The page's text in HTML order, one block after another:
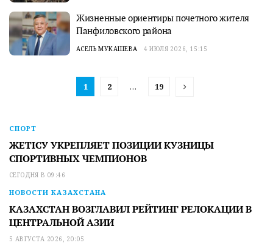
Жизненные ориентиры почетного жителя
Панфиловского района
АСЕЛЬ МУКАШЕВА 4 ИЮЛЯ 2026, 15:15
1 2 … 19
СПОРТ
ЖЕТІСУ УКРЕПЛЯЕТ ПОЗИЦИИ КУЗНИЦЫ
СПОРТИВНЫХ ЧЕМПИОНОВ
СЕГОДНЯ В 09:46
НОВОСТИ КАЗАХСТАНА
КАЗАХСТАН ВОЗГЛАВИЛ РЕЙТИНГ РЕЛОКАЦИИ В
ЦЕНТРАЛЬНОЙ АЗИИ
5 АВГУСТА 2026, 20:05